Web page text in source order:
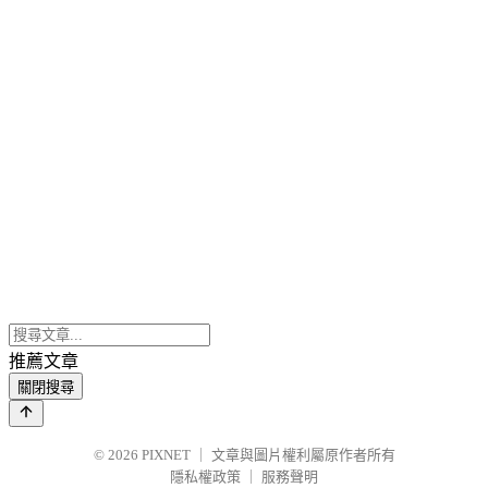
推薦文章
關閉搜尋
© 2026 PIXNET
文章與圖片權利屬原作者所有
隱私權政策
服務聲明